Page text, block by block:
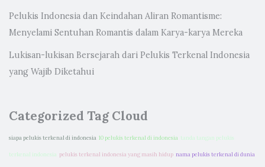
Pelukis Indonesia dan Keindahan Aliran Romantisme:
Menyelami Sentuhan Romantis dalam Karya-karya Mereka
Lukisan-lukisan Bersejarah dari Pelukis Terkenal Indonesia
yang Wajib Diketahui
Categorized Tag Cloud
siapa pelukis terkenal di indonesia 10 pelukis terkenal di indonesia tanda tangan pelukis
terkenal indonesia pelukis terkenal indonesia yang masih hidup nama pelukis terkenal di dunia